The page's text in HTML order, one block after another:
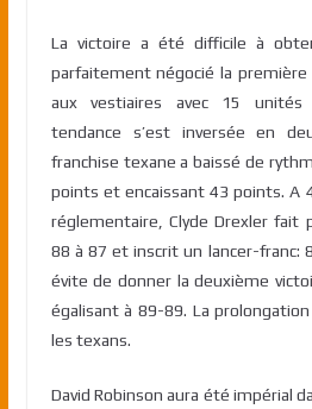
La victoire a été difficile à
parfaitement négocié la
aux vestiaires avec 15 unités
tendance s’est inversée en
franchise texane a baissé de
points et encaissant 43 points. A
réglementaire, Clyde Drexler fait
88 à 87 et inscrit un lancer-franc:
évite de donner la deuxième
égalisant à 89-89. La
les texans.
David Robinson aura été impérial